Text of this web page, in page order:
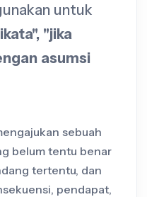
untuk
"jika
asumsi
sebuah
belum tentu benar
tertentu, dan
pendapat,